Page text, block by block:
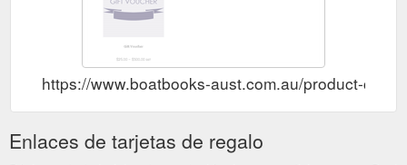
https://www.boatbooks-aust.com.au/product-
Enlaces de tarjetas de regalo